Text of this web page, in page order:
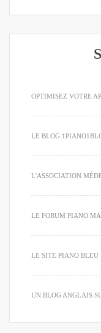
OPTIMISEZ VOTRE
LE BLOG
L'ASSOCIATION
LE FORUM PIANO
LE SITE PIANO BLEU
UN BLOG ANGLAIS